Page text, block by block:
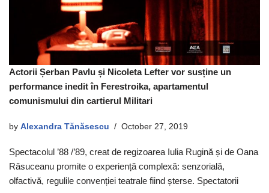
Actorii Șerban Pavlu și Nicoleta Lefter vor susține un
performance inedit în Ferestroika, apartamentul
comunismului din cartierul Militari
by Alexandra Tănăsescu October 27, 2019
Spectacolul ’88 /’89, creat de regizoarea Iulia Rugină și de Oana
Răsuceanu promite o experiență complexă: senzorială,
olfactivă, regulile convenției teatrale fiind șterse. Spectatorii